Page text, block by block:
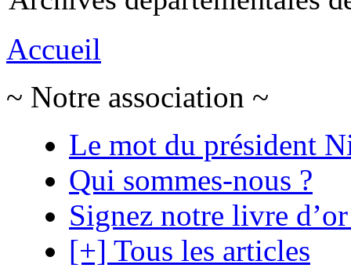
Accueil
~ Notre association ~
Le mot du président
Qui sommes-nous ?
Signez notre livre
[+] Tous les articles